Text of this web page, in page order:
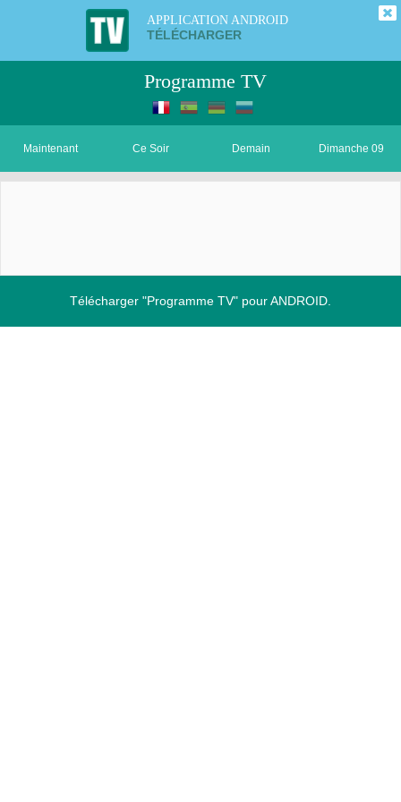
APPLICATION ANDROID
TÉLÉCHARGER
Programme TV
Maintenant Ce Soir Demain Dimanche 09
Télécharger "Programme TV" pour ANDROID.